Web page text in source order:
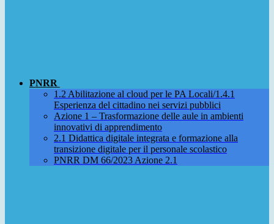
PNRR
1.2 Abilitazione al cloud per le PA Locali/1.4.1
Esperienza del cittadino nei servizi pubblici
Azione 1 – Trasformazione delle aule in ambienti
innovativi di apprendimento
2.1 Didattica digitale integrata e formazione alla
transizione digitale per il personale scolastico
PNRR DM 66/2023 Azione 2.1